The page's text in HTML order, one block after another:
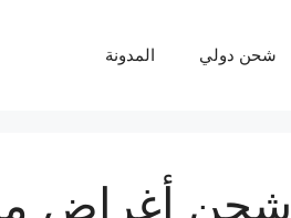
شحن دولي المدونة
شحن أغراض من